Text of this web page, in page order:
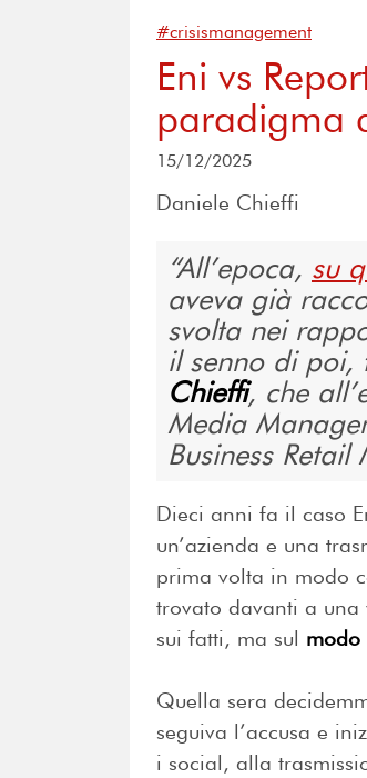
#crisismanagement
Eni vs
paradigma
15/12/2025
Daniele Chieffi
All’epoca, su
aveva già
svolta nei
il senno di poi,
Chieffi, che
Media
Business
Dieci anni fa il caso
un’azienda e una
prima volta in modo
trovato davanti a
sui fatti, ma sul modo
Quella sera
seguiva l’accusa e
i social, alla